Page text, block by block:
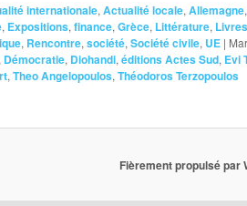
internationale, Actualité locale, Allemagne,
, Expositions, finance, Grèce, Littérature, Livres
, Rencontre, société, Société civile, UE |
Démocratie, Diohandi, éditions Actes Sud, Evi
, Theo Angelopoulos, Théodoros Terzopoulos
Fièrement propulsé par